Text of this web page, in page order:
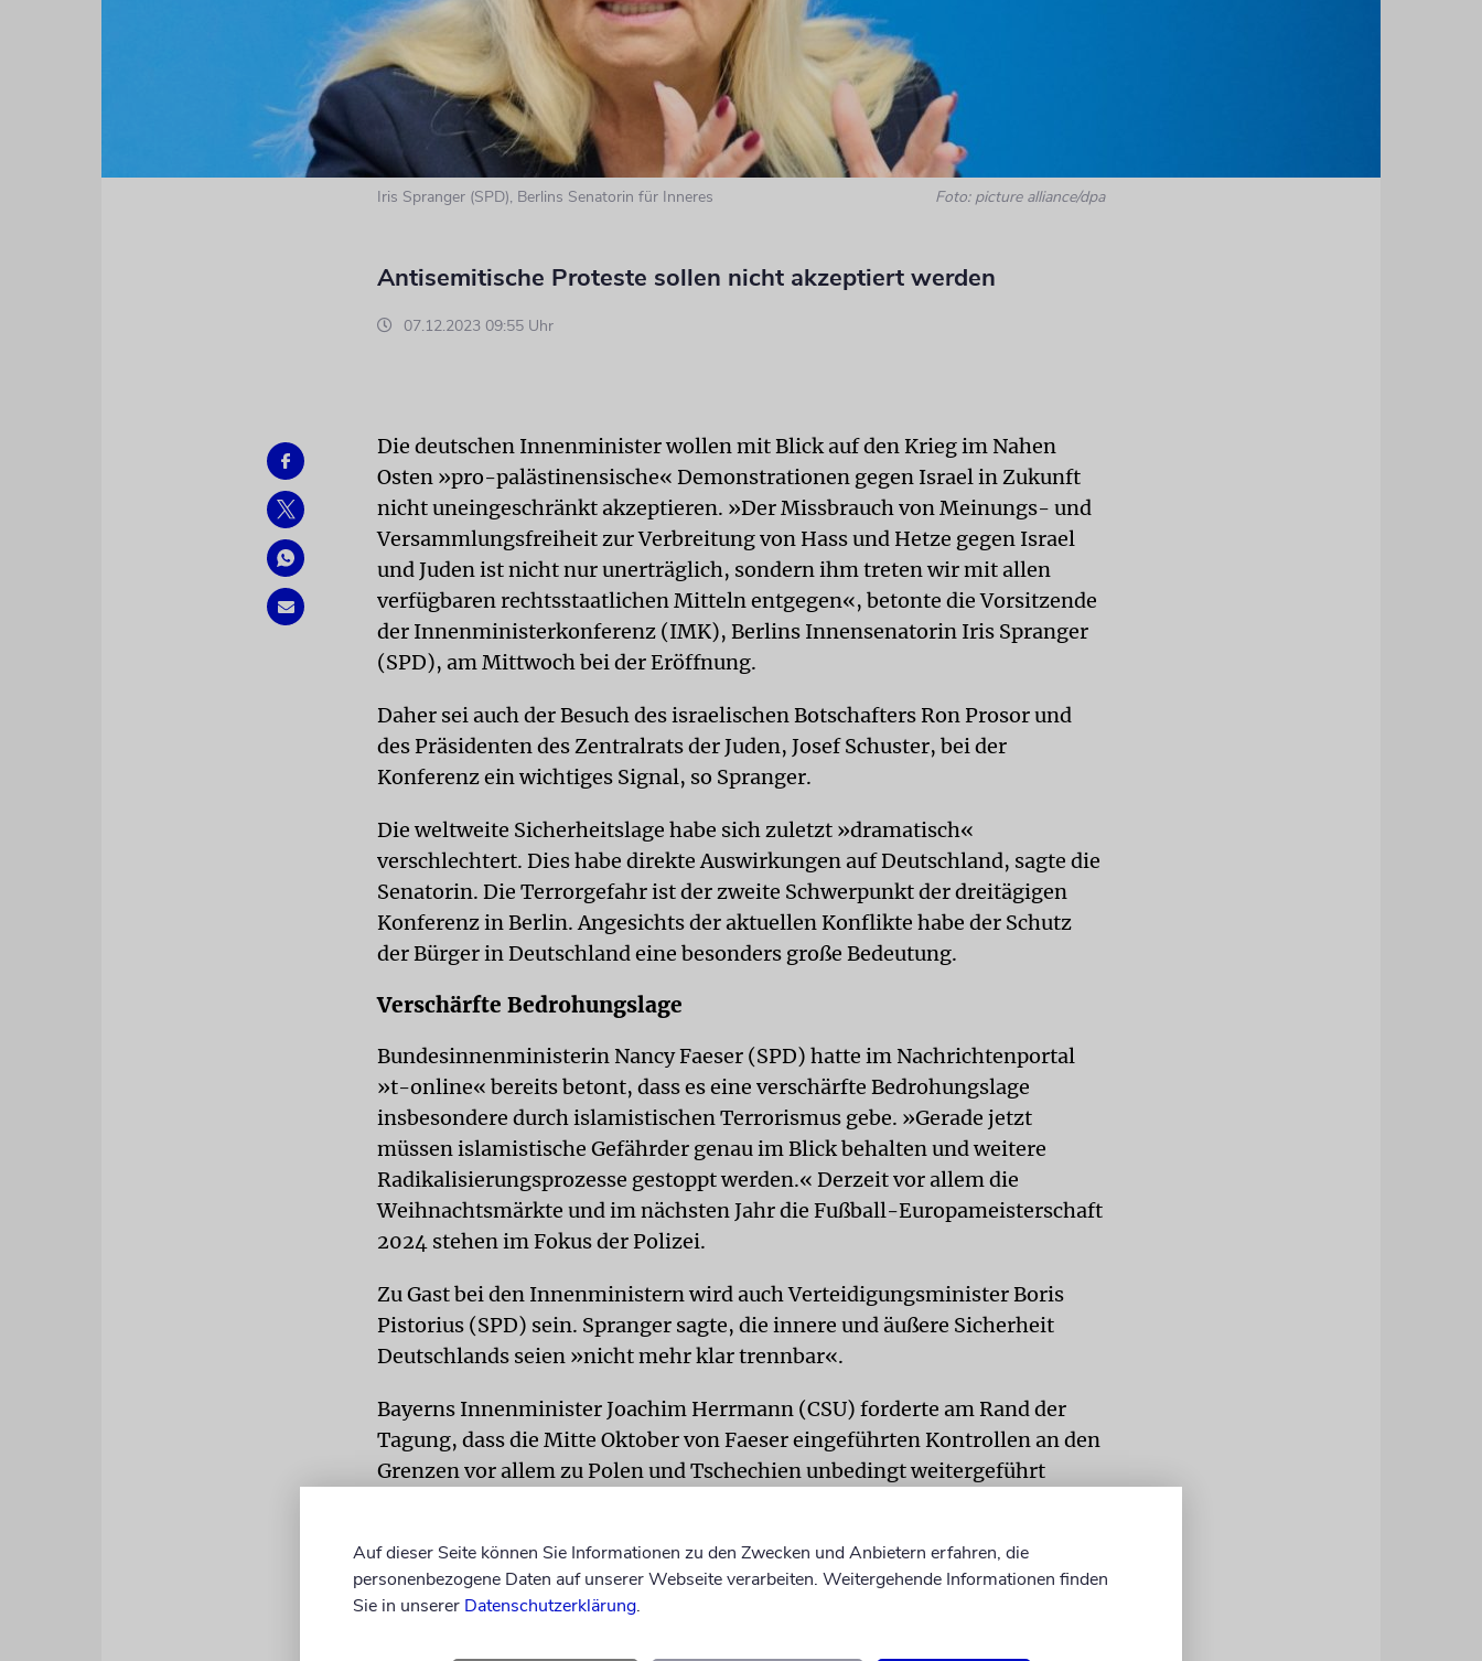
Iris Spranger (SPD), Berlins Senatorin für Inneres Foto: picture alliance/dpa
Antisemitische Proteste sollen nicht akzeptiert werden
07.12.2023 09:55 Uhr
Die deutschen Innenminister wollen mit Blick auf den Krieg im Nahen
Osten »pro-palästinensische« Demonstrationen gegen Israel in Zukunft
nicht uneingeschränkt akzeptieren. »Der Missbrauch von Meinungs- und
Versammlungsfreiheit zur Verbreitung von Hass und Hetze gegen Israel
und Juden ist nicht nur unerträglich, sondern ihm treten wir mit allen
verfügbaren rechtsstaatlichen Mitteln entgegen«, betonte die Vorsitzende
der Innenministerkonferenz (IMK), Berlins Innensenatorin Iris Spranger
(SPD), am Mittwoch bei der Eröffnung.
Daher sei auch der Besuch des israelischen Botschafters Ron Prosor und
des Präsidenten des Zentralrats der Juden, Josef Schuster, bei der
Konferenz ein wichtiges Signal, so Spranger.
Die weltweite Sicherheitslage habe sich zuletzt »dramatisch«
verschlechtert. Dies habe direkte Auswirkungen auf Deutschland, sagte die
Senatorin. Die Terrorgefahr ist der zweite Schwerpunkt der dreitägigen
Konferenz in Berlin. Angesichts der aktuellen Konflikte habe der Schutz
der Bürger in Deutschland eine besonders große Bedeutung.
Verschärfte Bedrohungslage
Bundesinnenministerin Nancy Faeser (SPD) hatte im Nachrichtenportal
»t-online« bereits betont, dass es eine verschärfte Bedrohungslage
insbesondere durch islamistischen Terrorismus gebe. »Gerade jetzt
müssen islamistische Gefährder genau im Blick behalten und weitere
Radikalisierungsprozesse gestoppt werden.« Derzeit vor allem die
Weihnachtsmärkte und im nächsten Jahr die Fußball-Europameisterschaft
2024 stehen im Fokus der Polizei.
Zu Gast bei den Innenministern wird auch Verteidigungsminister Boris
Pistorius (SPD) sein. Spranger sagte, die innere und äußere Sicherheit
Deutschlands seien »nicht mehr klar trennbar«.
Bayerns Innenminister Joachim Herrmann (CSU) forderte am Rand der
Tagung, dass die Mitte Oktober von Faeser eingeführten Kontrollen an den
Grenzen vor allem zu Polen und Tschechien unbedingt weitergeführt
Herrmann. Die Kontrollen hätten eine deutlich abschreckende Wirkung. Es
wäre »ein völlig falsches Zeichen«, sie wieder zu beenden. Von anderen
Auf dieser Seite können Sie Informationen zu den Zwecken und Anbietern erfahren, die
personenbezogene Daten auf unserer Webseite verarbeiten. Weitergehende Informationen finden
Sie in unserer Datenschutzerklärung.